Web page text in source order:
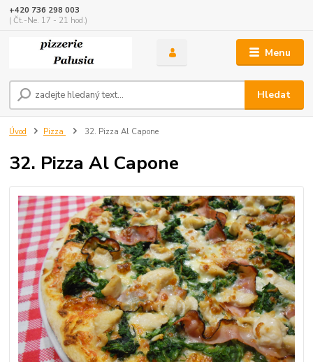
Menu
Hledat
+420 736 298 003
( Čt.-Ne. 17 - 21 hod.)
Úvod Pizza 32. Pizza Al Capone
32. Pizza Al Capone